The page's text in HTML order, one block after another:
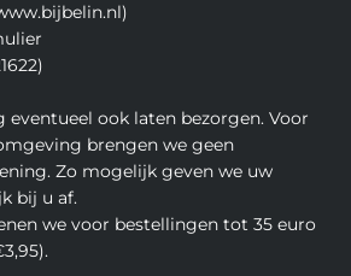
eventueel ook laten bezorgen. Voor
brengen we geen
Zo mogelijk geven we uw
bij u af.
we voor bestellingen tot 35 euro